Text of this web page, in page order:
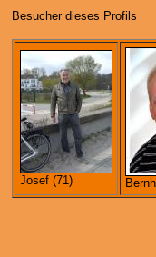
Besucher dieses Profils
Josef (71)